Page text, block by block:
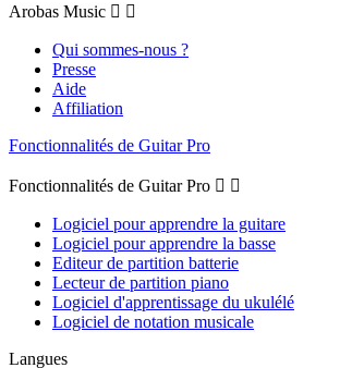
Arobas Music  
Qui sommes-nous ?
Presse
Aide
Affiliation
Fonctionnalités de Guitar Pro
Fonctionnalités de Guitar Pro  
Logiciel pour apprendre la guitare
Logiciel pour apprendre la basse
Editeur de partition batterie
Lecteur de partition piano
Logiciel d'apprentissage du ukulélé
Logiciel de notation musicale
Langues